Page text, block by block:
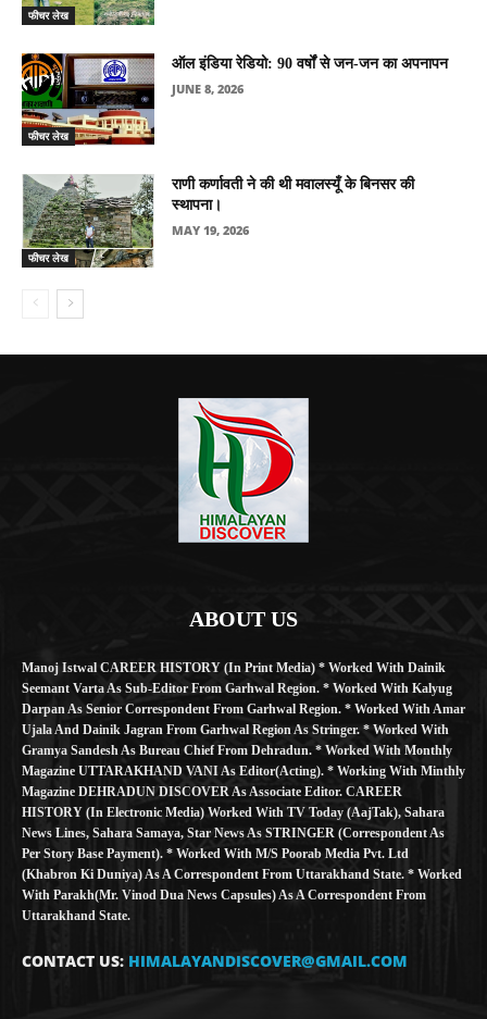
फीचर लेख
फीचर लेख
ऑल इंडिया रेडियो: 90 वर्षों से जन-जन का अपनापन
JUNE 8, 2026
फीचर लेख
राणी कर्णावती ने की थी मवालस्यूँ के बिनसर की
स्थापना।
MAY 19, 2026
ABOUT US
Manoj Istwal CAREER HISTORY (in Print Media) * Worked With Dainik
Seemant Varta As Sub-Editor From Garhwal Region. * Worked With Kalyug
Darpan As Senior Correspondent From Garhwal Region. * Worked With Amar
Ujala And Dainik Jagran From Garhwal Region As Stringer. * Worked With
Gramya Sandesh As Bureau Chief From Dehradun. * Worked With Monthly
Magazine UTTARAKHAND VANI As Editor(Acting). * Working With Minthly
Magazine DEHRADUN DISCOVER As Associate Editor. CAREER
HISTORY (in Electronic Media) Worked With TV Today (AajTak), Sahara
News Lines, Sahara Samaya, Star News As STRINGER (Correspondent As
Per Story Base Payment). * Worked With M/S Poorab Media Pvt. Ltd
(Khabron Ki Duniya) As A Correspondent From Uttarakhand State. * Worked
With Parakh(Mr. Vinod Dua News Capsules) As A Correspondent From
Uttarakhand State.
CONTACT US: HIMALAYANDISCOVER@GMAIL.COM